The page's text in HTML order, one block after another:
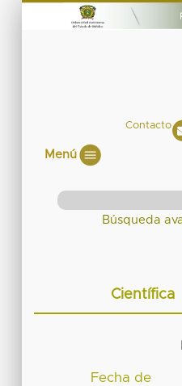
Contacto
Menú
Científica
Fecha de